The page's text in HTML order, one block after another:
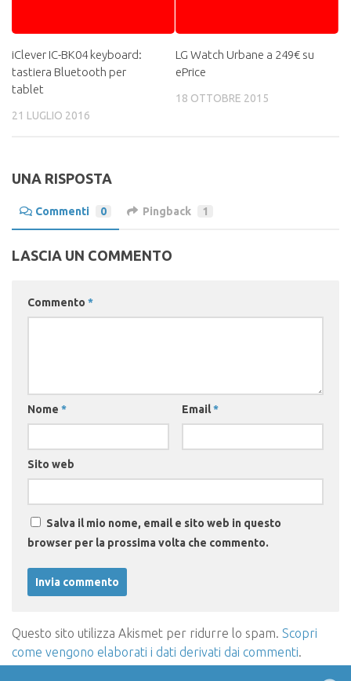
iClever IC-BK04 keyboard:
tastiera Bluetooth per
tablet
21 LUGLIO 2016
LG Watch Urbane a 249€ su
ePrice
18 OTTOBRE 2015
UNA RISPOSTA
Commenti 0 Pingback 1
LASCIA UN COMMENTO
Commento *
Nome * Email*
Sito web
Salva il mio nome, email e sito web in questo
browser per la prossima volta che commento.
Questo sito utilizza Akismet per ridurre lo spam. Scopri
come vengono elaborati i dati derivati dai commenti.